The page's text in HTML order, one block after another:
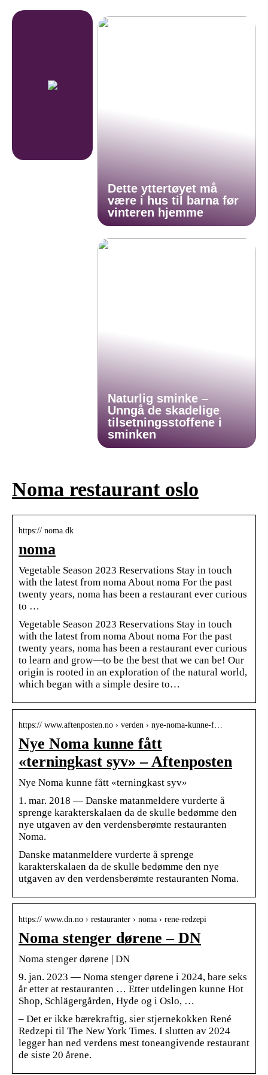
Dette yttertøyet må
være i hus til barna før
vinteren hjemme
Naturlig sminke –
Unngå de skadelige
tilsetningsstoffene i
sminken
Noma restaurant oslo
https:// noma.dk
noma
Vegetable Season 2023 Reservations Stay in touch
with the latest from noma About noma For the past
twenty years, noma has been a restaurant ever curious
to …
Vegetable Season 2023 Reservations Stay in touch
with the latest from noma About noma For the past
twenty years, noma has been a restaurant ever curious
to learn and grow—to be the best that we can be! Our
origin is rooted in an exploration of the natural world,
which began with a simple desire to…
https:// www.aftenposten.no › verden › nye-noma-kunne-f…
Nye Noma kunne fått
«terningkast syv» – Aftenposten
Nye Noma kunne fått «terningkast syv»
1. mar. 2018 — Danske matanmeldere vurderte å
sprenge karakterskalaen da de skulle bedømme den
nye utgaven av den verdensberømte restauranten
Noma.
Danske matanmeldere vurderte å sprenge
karakterskalaen da de skulle bedømme den nye
utgaven av den verdensberømte restauranten Noma.
https:// www.dn.no › restauranter › noma › rene-redzepi
Noma stenger dørene – DN
Noma stenger dørene | DN
9. jan. 2023 — Noma stenger dørene i 2024, bare seks
år etter at restauranten … Etter utdelingen kunne Hot
Shop, Schlägergården, Hyde og i Oslo, …
– Det er ikke bærekraftig, sier stjernekokken René
Redzepi til The New York Times. I slutten av 2024
legger han ned verdens mest toneangivende restaurant
de siste 20 årene.